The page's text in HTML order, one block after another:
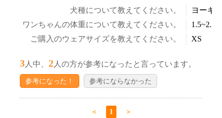
犬種について教えてください。
ヨーキ
ワンちゃんの体重について教えてください。
ご購入のウェアサイズを教えてください。
XS
3 人中、 2 人の方が参考になったと言っています。
参考になった！ 参考にならなかった
＜ 1 ＞